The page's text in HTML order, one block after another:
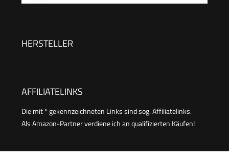
HERSTELLER
AFFILIATELINKS
Die mit * gekennzeichneten Links sind sog. Affiliatelinks.
Als Amazon-Partner verdiene ich an qualifizierten Käufen!